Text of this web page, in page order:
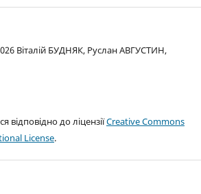
Віталій БУДНЯК, Руслан АВГУСТИН,
відповідно до ліцензіїCreative Commons
License.